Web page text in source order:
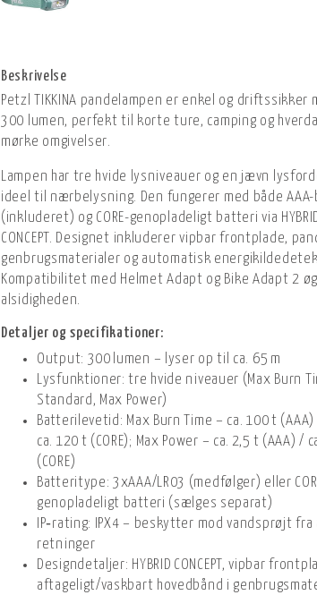
Beskrivelse
Petzl TIKKINA pandelampen er enkel og driftssikker
300 lumen, perfekt til korte ture, camping og
mørke omgivelser.
Lampen har tre hvide lysniveauer og en jævn
ideel til nærbelysning. Den fungerer med både
(inkluderet) og CORE-genopladeligt batteri via
CONCEPT. Designet inkluderer vipbar frontplade,
genbrugsmaterialer og automatisk
Kompatibilitet med Helmet Adapt og Bike Adapt 2
alsidigheden.
Detaljer og specifikationer:
Output: 300 lumen – lyser op til ca. 65 m
Lysfunktioner: tre hvide niveauer (Max Burn
Standard, Max Power)
Batterilevetid: Max Burn Time – ca. 100 t (AAA)
ca. 120 t (CORE); Max Power – ca. 2,5 t (AAA) /
(CORE)
Batteritype: 3xAAA/LR03 (medfølger) eller
genopladeligt batteri (sælges separat)
IP‑rating: IPX4 – beskytter mod vandsprøjt fra
retninger
Designdetaljer: HYBRID CONCEPT, vipbar
aftageligt/vaskbart hovedbånd i